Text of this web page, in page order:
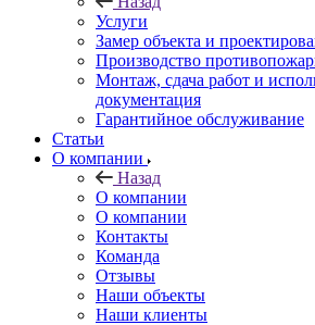
Услуги
Замер объекта и
Производство
Монтаж, сдача работ и
документация
Гарантийное обслуживание
Статьи
О компании
Назад
О компании
О компании
Контакты
Команда
Отзывы
Наши объекты
Наши клиенты